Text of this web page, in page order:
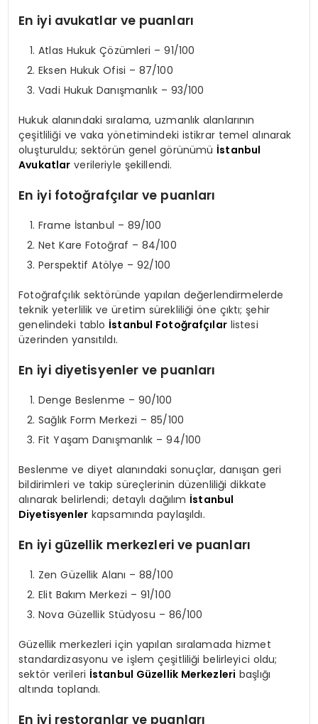
En iyi avukatlar ve puanları
Atlas Hukuk Çözümleri – 91/100
Eksen Hukuk Ofisi – 87/100
Vadi Hukuk Danışmanlık – 93/100
Hukuk alanındaki sıralama, uzmanlık alanlarının
çeşitliliği ve vaka yönetimindeki istikrar temel alınarak
oluşturuldu; sektörün genel görünümü İstanbul
Avukatlar verileriyle şekillendi.
En iyi fotoğrafçılar ve puanları
Frame İstanbul – 89/100
Net Kare Fotoğraf – 84/100
Perspektif Atölye – 92/100
Fotoğrafçılık sektöründe yapılan değerlendirmelerde
teknik yeterlilik ve üretim sürekliliği öne çıktı; şehir
genelindeki tablo İstanbul Fotoğrafçılarlistesi
üzerinden yansıtıldı.
En iyi diyetisyenler ve puanları
Denge Beslenme – 90/100
Sağlık Form Merkezi – 85/100
Fit Yaşam Danışmanlık – 94/100
Beslenme ve diyet alanındaki sonuçlar, danışan geri
bildirimleri ve takip süreçlerinin düzenliliği dikkate
alınarak belirlendi; detaylı dağılım İstanbul
Diyetisyenler kapsamında paylaşıldı.
En iyi güzellik merkezleri ve puanları
Zen Güzellik Alanı – 88/100
Elit Bakım Merkezi – 91/100
Nova Güzellik Stüdyosu – 86/100
Güzellik merkezleri için yapılan sıralamada hizmet
standardizasyonu ve işlem çeşitliliği belirleyici oldu;
sektör verileri İstanbul Güzellik Merkezleri başlığı
altında toplandı.
En iyi restoranlar ve puanları